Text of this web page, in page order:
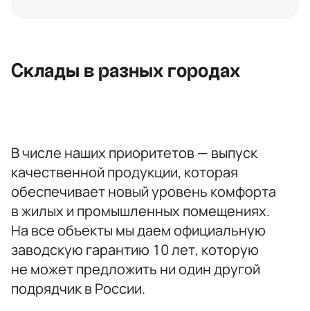
Склады в разных городах
opt@ecotermix.ru
В числе наших приоритетов — выпуск
качественной продукции, которая
обеспечивает новый уровень комфорта
в жилых и промышленных помещениях.
На все объекты мы даем официальную
заводскую гарантию 10 лет, которую
не может предложить ни один другой
подрядчик в России.